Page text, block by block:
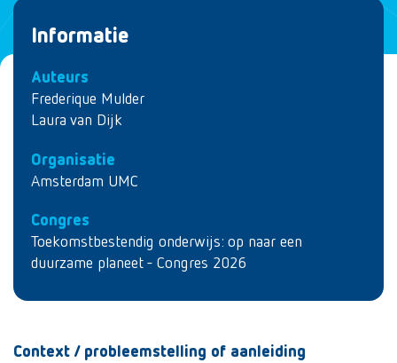
Informatie
Auteurs
Frederique Mulder
Laura van Dijk
Organisatie
Amsterdam UMC
Congres
Toekomstbestendig onderwijs: op naar een
duurzame planeet - Congres 2026
Context / probleemstelling of aanleiding